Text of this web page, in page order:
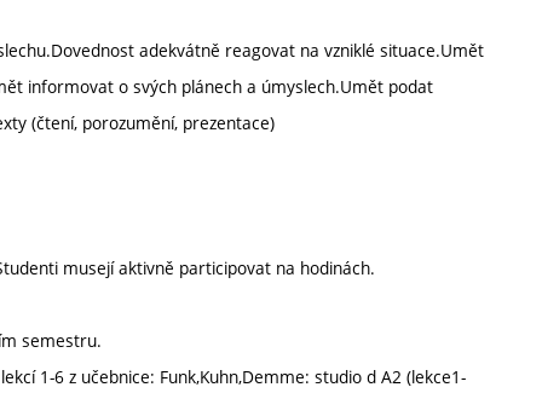
adekvátně reagovat na vzniklé situace.Umět
informovat o svých plánech a úmyslech.Umět podat
(čtení, porozumění, prezentace)
musejí aktivně participovat na hodinách.
semestru.
1-6 z učebnice: Funk,Kuhn,Demme: studio d A2 (lekce1-